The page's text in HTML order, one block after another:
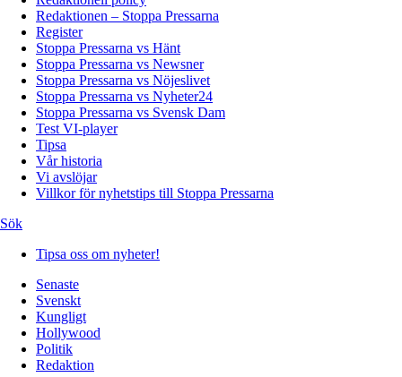
Redaktionen – Stoppa Pressarna
Register
Stoppa Pressarna vs Hänt
Stoppa Pressarna vs Newsner
Stoppa Pressarna vs Nöjeslivet
Stoppa Pressarna vs Nyheter24
Stoppa Pressarna vs Svensk Dam
Test VI-player
Tipsa
Vår historia
Vi avslöjar
Villkor för nyhetstips till Stoppa Pressarna
Sök
Tipsa oss om nyheter!
Senaste
Svenskt
Kungligt
Hollywood
Politik
Redaktion